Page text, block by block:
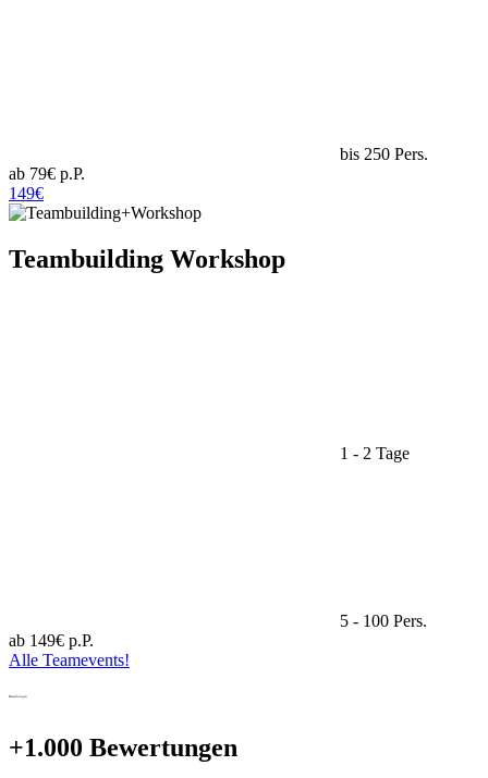
bis 250 Pers.
ab 79€ p.P.
149€
Teambuilding Workshop
1 - 2 Tage
5 - 100 Pers.
ab 149€ p.P.
Alle Teamevents!
Bewertungen
+1.000 Bewertungen